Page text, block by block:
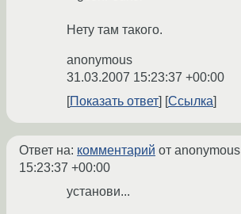
Нету там такого.
anonymous
31.03.2007 15:23:37 +00:00
Показать ответ
Ссылка
Ответ на: комментарий от anonymous
15:23:37 +00:00
установи...